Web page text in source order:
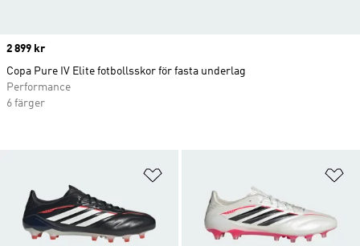
Price
2 899 kr
Copa Pure IV Elite fotbollsskor för fasta underlag
Performance
6 färger